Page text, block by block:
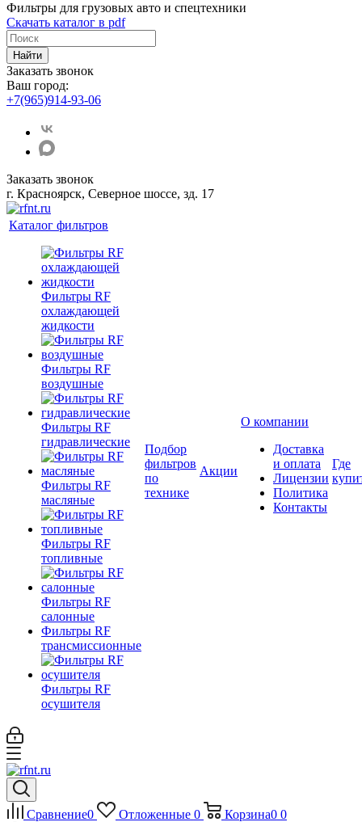
Фильтры для грузовых авто и спецтехники
Скачать каталог в pdf
Найти
Заказать звонок
Ваш город:
+7(965)914-93-06
Заказать звонок
г. Красноярск, Северное шоссе, зд. 17
Каталог фильтров
Фильтры RF
охлаждающей
жидкости
Фильтры RF
воздушные
Фильтры RF
гидравлические
Фильтры RF
масляные
Фильтры RF
топливные
Фильтры RF
салонные
Фильтры RF
трансмиссионные
Фильтры RF
осушителя
Подбор
фильтров
по
технике
Акции
О компании
Доставка
и оплата
Лицензии
Политика
Контакты
Где
Сравнение0 Отложенные 0 Корзина0 0